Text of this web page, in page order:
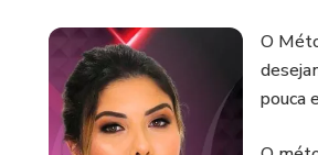
O
pouca